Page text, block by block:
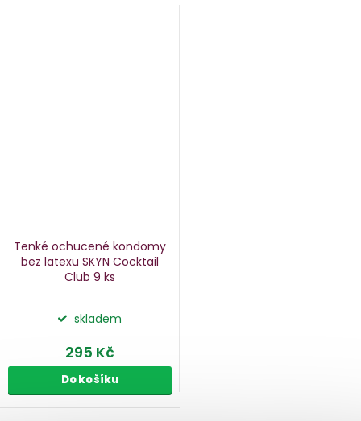
Tenké ochucené kondomy
bez latexu SKYN Cocktail
Club 9 ks
skladem
295 Kč
Do košíku